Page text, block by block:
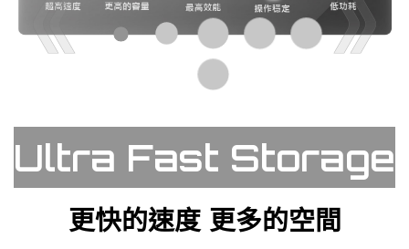
Ultra Fast Storage
更快的速度 更多的空間